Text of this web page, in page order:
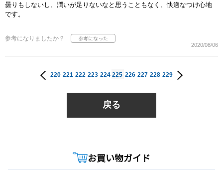
曇りもしないし、潤いが足りないなと思うこともなく、快適なつけ心地
です。
参考になりましたか？
2020/08/06
220 221 222 223 224 225 226 227 228 229
戻る
お買い物ガイド